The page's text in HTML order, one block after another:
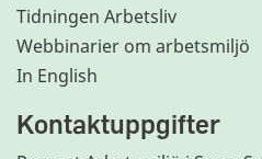
Tidningen Arbetsliv
Webbinarier om arbetsmiljö
In English
Kontaktuppgifter